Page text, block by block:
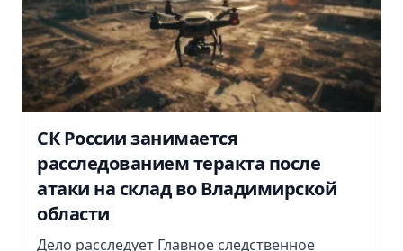
СК России занимается
расследованием теракта после
атаки на склад во Владимирской
области
Дело расследует Главное следственное